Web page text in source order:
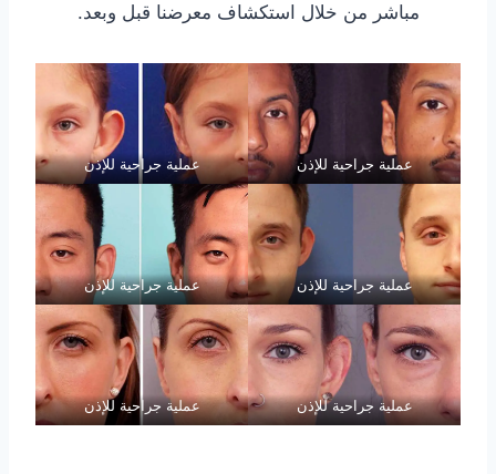
مباشر من خلال استكشاف معرضنا قبل وبعد.
عملية جراحية للإذن عملية جراحية للإذن
عملية جراحية للإذن عملية جراحية للإذن
عملية جراحية للإذن عملية جراحية للإذن